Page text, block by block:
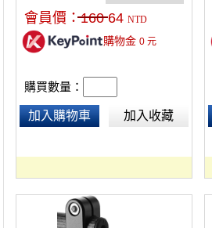
會員價：160 64 NTD
購物金 0元
購買數量：
加入購物車 加入收藏